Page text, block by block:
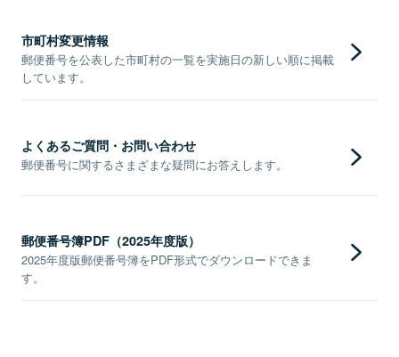
市町村変更情報
郵便番号を公表した市町村の一覧を実施日の新しい順に掲載
しています。
よくあるご質問・お問い合わせ
郵便番号に関するさまざまな疑問にお答えします。
郵便番号簿PDF（2025年度版）
2025年度版郵便番号簿をPDF形式でダウンロードできま
す。